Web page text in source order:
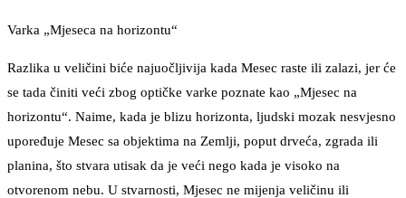
Varka „Mjeseca na horizontu“
Razlika u veličini biće najuočljivija kada Mesec raste ili zalazi, jer će
se tada činiti veći zbog optičke varke poznate kao „Mjesec na
horizontu“. Naime, kada je blizu horizonta, ljudski mozak nesvjesno
upoređuje Mesec sa objektima na Zemlji, poput drveća, zgrada ili
planina, što stvara utisak da je veći nego kada je visoko na
otvorenom nebu. U stvarnosti, Mjesec ne mijenja veličinu ili